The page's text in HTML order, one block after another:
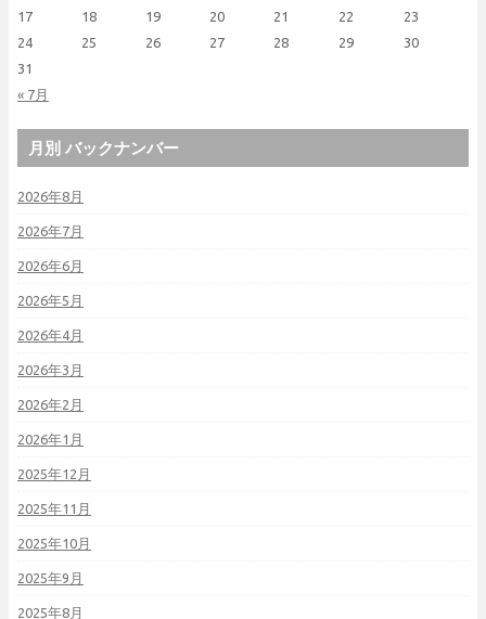
« 7月
17
18 19 20 21 22
23
24
25 26 27 28 29
30
31
月別 バックナンバー
2026年8月
2026年7月
2026年6月
2026年5月
2026年4月
2026年3月
2026年2月
2026年1月
2025年12月
2025年11月
2025年10月
2025年9月
2025年8月